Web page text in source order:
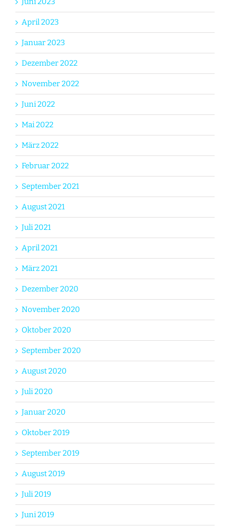
April 2023
Januar 2023
Dezember 2022
November 2022
Juni 2022
Mai 2022
März 2022
Februar 2022
September 2021
August 2021
Juli 2021
April 2021
März 2021
Dezember 2020
November 2020
Oktober 2020
September 2020
August 2020
Juli 2020
Januar 2020
Oktober 2019
September 2019
August 2019
Juli 2019
Juni 2019